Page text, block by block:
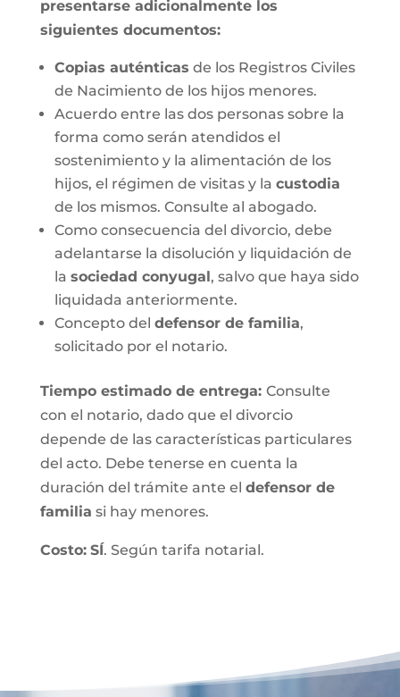
presentarse adicionalmente los
siguientes documentos:
Copias auténticas de los Registros Civiles
de Nacimiento de los hijos menores.
Acuerdo entre las dos personas sobre la
forma como serán atendidos el
sostenimiento y la alimentación de los
hijos, el régimen de visitas y la custodia
de los mismos. Consulte al abogado.
Como consecuencia del divorcio, debe
adelantarse la disolución y liquidación de
la sociedad conyugal, salvo que haya sido
liquidada anteriormente.
Concepto del defensor de familia,
solicitado por el notario.
Tiempo estimado de entrega: Consulte
con el notario, dado que el divorcio
depende de las características particulares
del acto. Debe tenerse en cuenta la
duración del trámite ante el defensor de
familia si hay menores.
Costo: SÍ. Según tarifa notarial.